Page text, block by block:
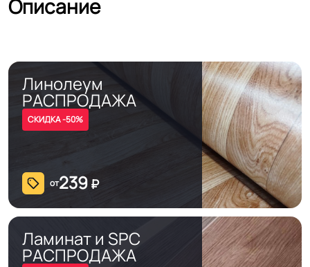
Описание
Линолеум
РАСПРОДАЖА
СКИДКА -50%
от239 ₽
Ламинат и SPC
РАСПРОДАЖА